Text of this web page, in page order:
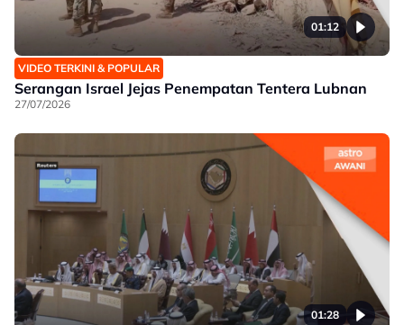
01:12
VIDEO TERKINI & POPULAR
Serangan Israel Jejas Penempatan Tentera Lubnan
27/07/2026
01:28